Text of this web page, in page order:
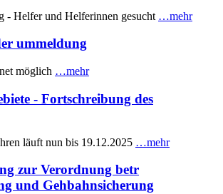
- Helfer und Helferinnen gesucht …mehr
ummeldung
möglich …mehr
- Fortschreibung des
läuft nun bis 19.12.2025 …mehr
zur Verordnung betr
und Gehbahnsicherung